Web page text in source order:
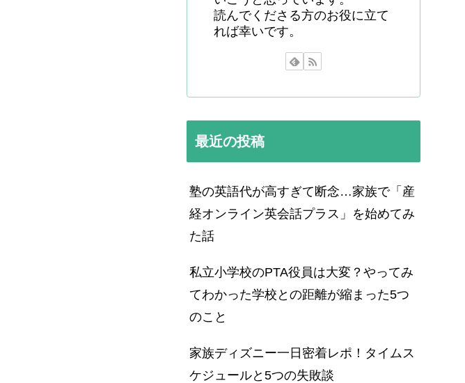
読んでくださる方のお役に立て
れば幸いです。
最近の投稿
塾の英語代が高すぎて断念…家族で「産
経オンライン英会話プラス」を始めてみ
た話
私立小学校のPTA役員は大変？やってみ
てわかった学校との距離が縮まった5つ
のこと
家族ディズニー一日密着レポ！タイムス
ケジュールと5つの失敗談